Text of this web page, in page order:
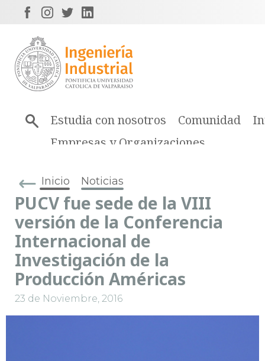
Estudia con nosotros Comunidad
Empresas y Organizaciones
Inicio Noticias
PUCV fue sede de la VIII
versión de la Conferencia
Internacional de
Investigación de la
Producción Américas
23 de Noviembre, 2016